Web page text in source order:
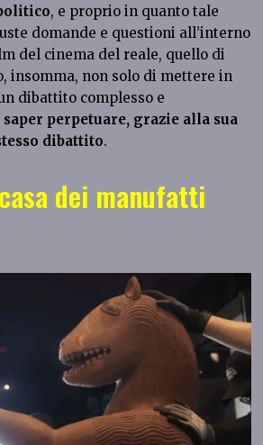
, e proprio in quanto tale
domande e questioni all’interno
del cinema del reale, quello di
insomma, non solo di mettere in
dibattito complesso e
saper perpetuare, grazie alla sua
dibattito.
dei manufatti